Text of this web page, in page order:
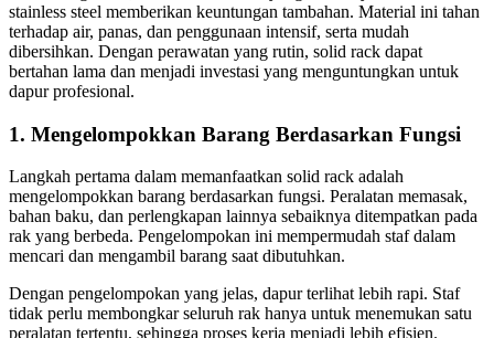
stainless steel memberikan keuntungan tambahan. Material ini tahan
terhadap air, panas, dan penggunaan intensif, serta mudah
dibersihkan. Dengan perawatan yang rutin, solid rack dapat
bertahan lama dan menjadi investasi yang menguntungkan untuk
dapur profesional.
1. Mengelompokkan Barang Berdasarkan Fungsi
Langkah pertama dalam memanfaatkan solid rack adalah
mengelompokkan barang berdasarkan fungsi. Peralatan memasak,
bahan baku, dan perlengkapan lainnya sebaiknya ditempatkan pada
rak yang berbeda. Pengelompokan ini mempermudah staf dalam
mencari dan mengambil barang saat dibutuhkan.
Dengan pengelompokan yang jelas, dapur terlihat lebih rapi. Staf
tidak perlu membongkar seluruh rak hanya untuk menemukan satu
peralatan tertentu, sehingga proses kerja menjadi lebih efisien.